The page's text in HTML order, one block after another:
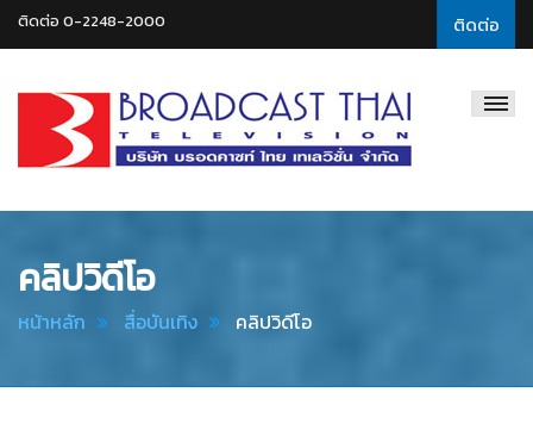
ติดต่อ
ติดต่อ 0-2248-2000
Thai
คลิปวิดีโอ
หน้าหลัก สื่อบันเทิง คลิปวิดีโอ